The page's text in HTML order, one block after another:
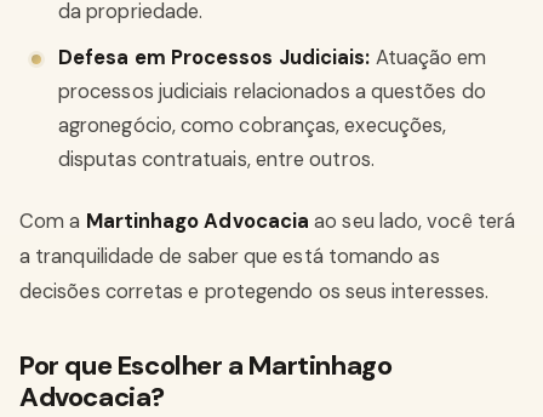
da propriedade.
Defesa em Processos Judiciais: Atuação em
processos judiciais relacionados a questões do
agronegócio, como cobranças, execuções,
disputas contratuais, entre outros.
Com a Martinhago Advocacia ao seu lado, você terá
a tranquilidade de saber que está tomando as
decisões corretas e protegendo os seus interesses.
Por que Escolher a Martinhago
Advocacia?